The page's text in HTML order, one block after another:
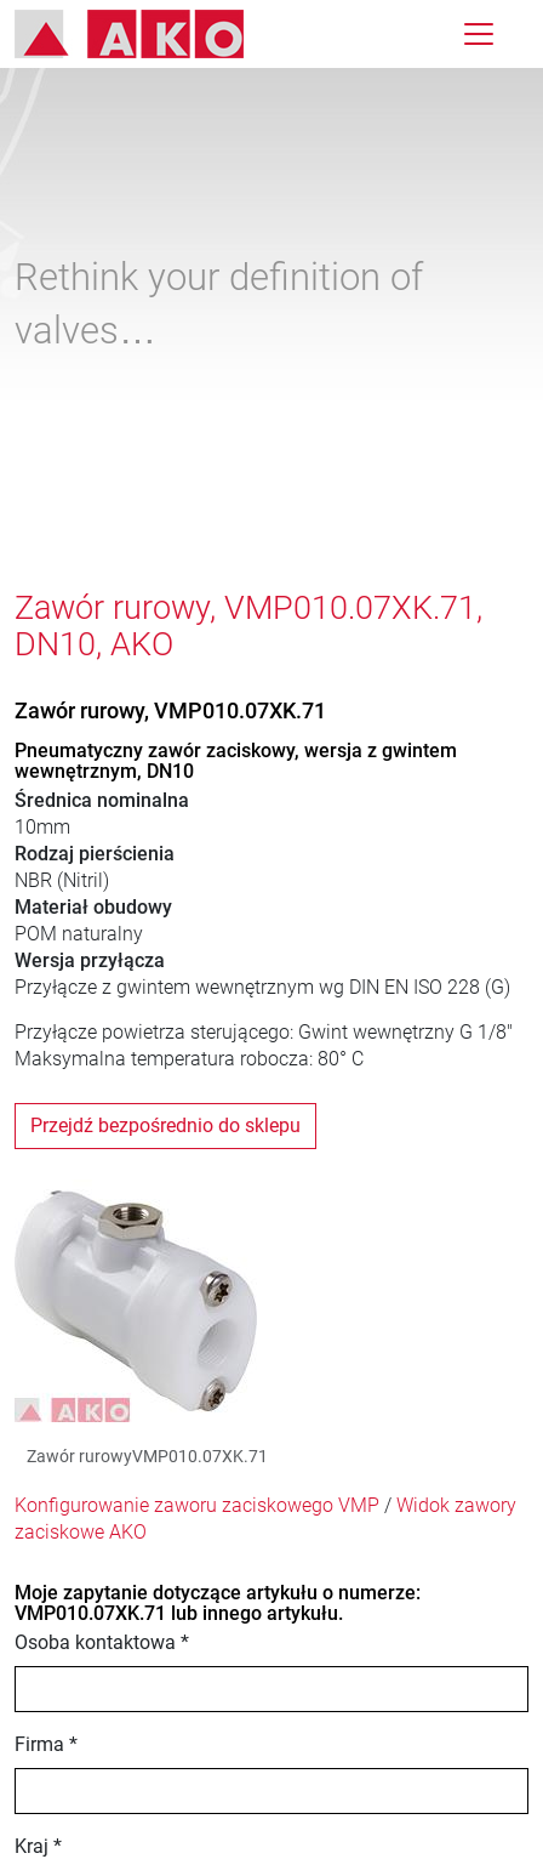
Rethink your definition of
valves…
Zawór rurowy, VMP010.07XK.71,
DN10, AKO
Zawór rurowy, VMP010.07XK.71
Pneumatyczny zawór zaciskowy, wersja z gwintem
wewnętrznym, DN10
Średnica nominalna
10mm
Rodzaj pierścienia
NBR (Nitril)
Materiał obudowy
POM naturalny
Wersja przyłącza
Przyłącze z gwintem wewnętrznym wg DIN EN ISO 228 (G)
Przyłącze powietrza sterującego: Gwint wewnętrzny G 1/8"
Maksymalna temperatura robocza: 80° C
Przejdź bezpośrednio do sklepu
Zawór rurowyVMP010.07XK.71
Konfigurowanie zaworu zaciskowego VMP / Widok zawory
zaciskowe AKO
Moje zapytanie dotyczące artykułu o numerze:
VMP010.07XK.71 lub innego artykułu.
Osoba kontaktowa *
Firma *
Kraj *